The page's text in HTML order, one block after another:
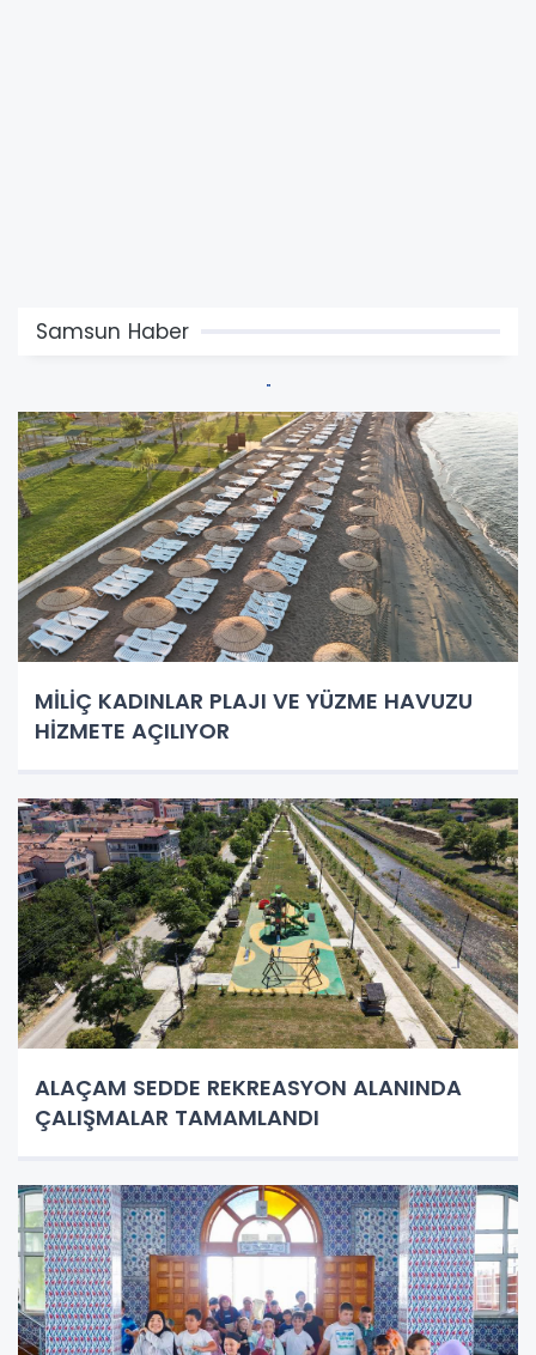
Samsun Haber
MİLİÇ KADINLAR PLAJI VE YÜZME HAVUZU
HİZMETE AÇILIYOR
ALAÇAM SEDDE REKREASYON ALANINDA
ÇALIŞMALAR TAMAMLANDI